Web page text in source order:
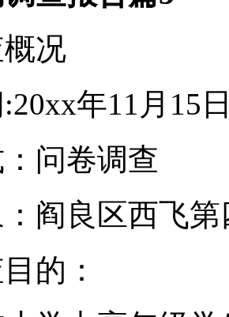
况
年11月15
问卷调查
：阎良区西飞
的：